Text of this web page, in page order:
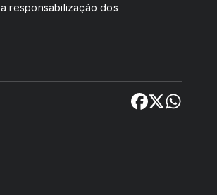
responsabilização dos